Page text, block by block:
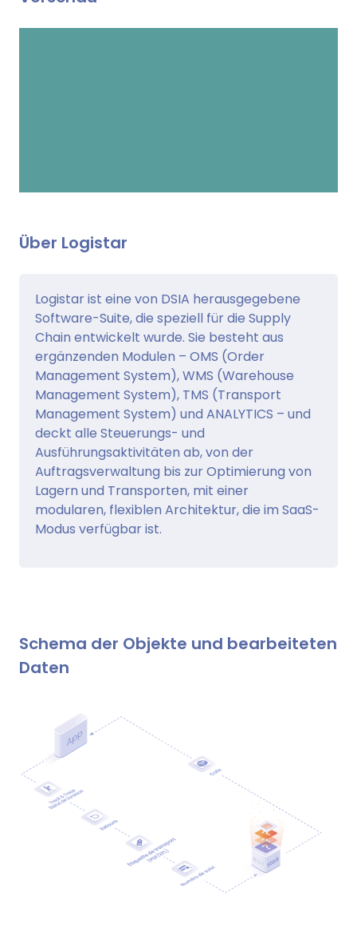
Über Logistar
Logistar ist eine von DSIA herausgegebene
Software-Suite, die speziell für die Supply
Chain entwickelt wurde. Sie besteht aus
ergänzenden Modulen – OMS (Order
Management System), WMS (Warehouse
Management System), TMS (Transport
Management System) und ANALYTICS – und
deckt alle Steuerungs- und
Ausführungsaktivitäten ab, von der
Auftragsverwaltung bis zur Optimierung von
Lagern und Transporten, mit einer
modularen, flexiblen Architektur, die im SaaS-
Modus verfügbar ist.
Schema der Objekte und bearbeiteten
Daten